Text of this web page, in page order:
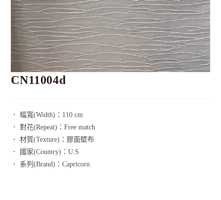
CN11004d
． 幅寬(Width)：110 cm
． 對花(Repeat)：Free match
． 材質(Texture)：膠面壁布
． 國家(Country)：U.S
． 系列(Brand)：Capricorn